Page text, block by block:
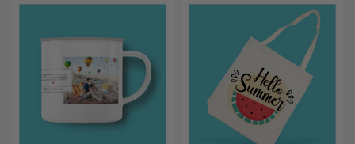
propriul design!